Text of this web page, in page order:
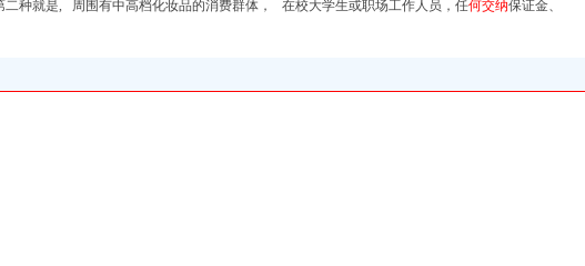
二种就是, 周围有中高档化妆品的消费群体， 在校大学生或职场工作人员，任何交纳保证金、